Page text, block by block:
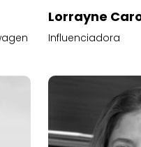
Lorrayne
Influenciadora